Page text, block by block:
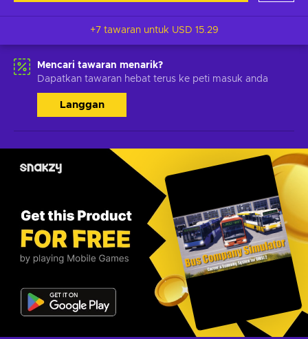
+7 tawaran untuk USD 15.29
Mencari tawaran menarik?
Dapatkan tawaran hebat terus ke peti masuk anda
Langgan